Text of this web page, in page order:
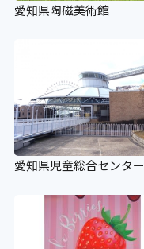
愛知県陶磁美術館
愛知県児童総合センター